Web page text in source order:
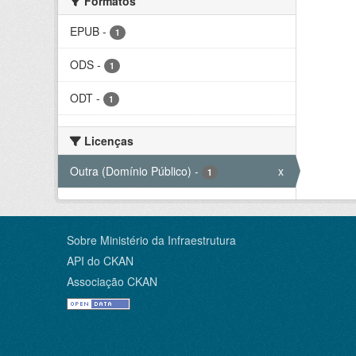
EPUB - 1
ODS - 1
ODT - 1
Licenças
Outra (Domínio Público) - 1 x
Sobre Ministério da Infraestrutura
API do CKAN
Associação CKAN